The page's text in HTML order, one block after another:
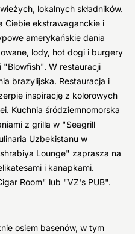
lokalnych składników.
Ciebie ekstrawaganckie i
amerykańskie dania
lody, hot dogi i burgery
W restauracji
brazylijska. Restauracja i
inspirację z kolorowych
Kuchnia śródziemnomorska
z grilla w "Seagrill
Uzbekistanu w
Lounge" zaprasza na
i kanapkami.
Room" lub "VZ's PUB".
osiem basenów, w tym